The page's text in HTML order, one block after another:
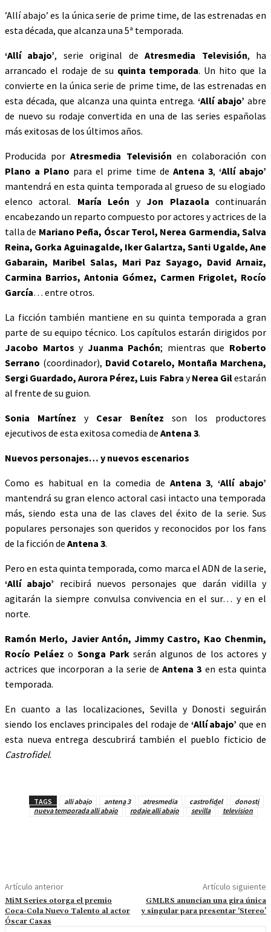
’Allí abajo’ es la única serie de prime time, de las estrenadas en
esta década, que alcanza una 5ª temporada.
‘Allí abajo’, serie original deAtresmedia Televisión, ha
arrancado el rodaje de su quinta temporada. Un hito que la
convierte en la única serie de prime time, de las estrenadas en
esta década, que alcanza una quinta entrega.‘Allí abajo’ abre
de nuevo su rodaje convertida en una de las series españolas
más exitosas de los últimos años.
Producida porAtresmedia Televisión en colaboración con
Plano a Plano para el prime time de Antena 3, ‘Allí abajo’
mantendrá en esta quinta temporada al grueso de su elogiado
elenco actoral. María León yJon Plazaola continuarán
encabezando un reparto compuesto por actores y actrices de la
talla de Mariano Peña, Óscar Terol, Nerea Garmendia, Salva
Reina, Gorka Aguinagalde, Iker Galartza, Santi Ugalde, Ane
Gabarain, Maribel Salas, Mari Paz Sayago, David Arnaiz,
Carmina Barrios, Antonia Gómez, Carmen Frigolet, Rocío
García… entre otros.
La ficción también mantiene en su quinta temporada a gran
parte de su equipo técnico. Los capítulos estarán dirigidos por
Jacobo Martos y Juanma Pachón; mientras que Roberto
Serrano (coordinador), David Cotarelo, Montaña Marchena,
Sergi Guardado, Aurora Pérez, Luis Fabra yNerea Gilestarán
al frente de su guion.
Sonia Martínez y Cesar Benítez son los productores
ejecutivos de esta exitosa comedia de Antena 3.
Nuevos personajes… y nuevos escenarios
Como es habitual en la comedia de Antena 3,‘Allí abajo’
mantendrá su gran elenco actoral casi intacto una temporada
más, siendo esta una de las claves del éxito de la serie. Sus
populares personajes son queridos y reconocidos por los fans
de la ficción de Antena 3.
Pero en esta quinta temporada, como marca el ADN de la serie,
‘Allí abajo’ recibirá nuevos personajes que darán vidilla y
agitarán la siempre convulsa convivencia en el sur… y en el
norte.
Ramón Merlo, Javier Antón, Jimmy Castro, Kao Chenmin,
Rocío Peláez o Songa Parkserán algunos de los actores y
actrices que incorporan a la serie deAntena 3 en esta quinta
temporada.
En cuanto a las localizaciones, Sevilla y Donosti seguirán
siendo los enclaves principales del rodaje de ‘Allí abajo’ que en
esta nueva entrega descubrirá también el pueblo ficticio de
Castrofidel.
TAGS alli abajo antena 3 atresmedia castrofidel
donosti
nueva temporada alli abajo
rodaje alli abajo sevilla television
Artículo anterior
MiM Series otorga el premio
Coca-Cola Nuevo Talento al actor
Óscar Casas
Artículo siguiente
GMLRS anuncian una gira única
y singular para presentar ‘Stereo’